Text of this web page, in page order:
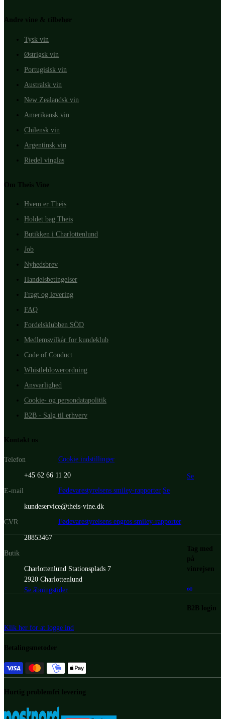
Andre vine & tilbehør
Tysk vin
Østrigsk vin
Portugisisk vin
Australsk vin
New Zealandsk vin
Amerikansk vin
Chilensk vin
Argentinsk vin
Riedel vinglas
Om Theis Vine
Hvem er Theis
Holdet bag Theis
Butikken i Charlottenlund
Job
Nyhedsbrev
Handelsbetingelser
Fragt og levering
FAQ
Fordelsklubben SÖD
Medlemsvilkår for kundeklub
Code of Conduct
Whistleblowerordning
Ansvarlighed
Cookie- og persondatapolitik
B2B - Salg til erhverv
Kontakt os
Telefon
+45 62 66 11 20
E-mail
kundeservice@theis-vine.dk
CVR
28853467
Butik
Charlottenlund Stationsplads 7
2920 Charlottenlund
Se åbningstider
Cookie indstillinger
Se
Fødevarestyrelsens smiley-rapporter Se
Fødevarestyrelsens engros smiley-rapporter
Tag med
på
vinrejsen
B2B login
Klik her for at logge ind
Betalingsmetoder
Hurtig problemfri levering